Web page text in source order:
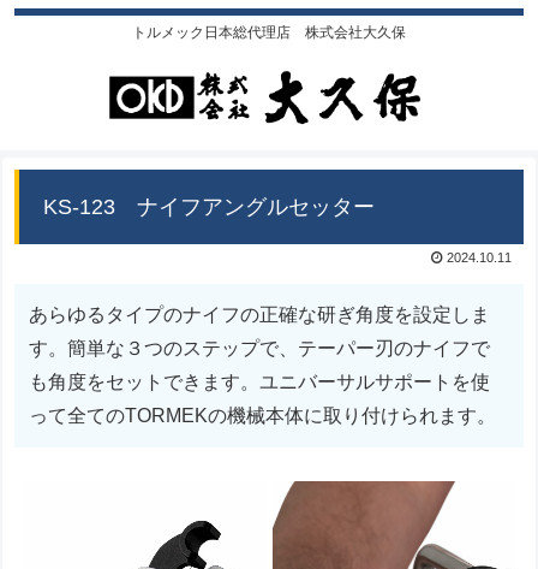
トルメック日本総代理店 株式会社大久保
KS-123 ナイフアングルセッター
2024.10.11
あらゆるタイプのナイフの正確な研ぎ角度を設定しま
す。簡単な３つのステップで、テーパー刃のナイフで
も角度をセットできます。ユニバーサルサポートを使
って全てのTORMEKの機械本体に取り付けられます。